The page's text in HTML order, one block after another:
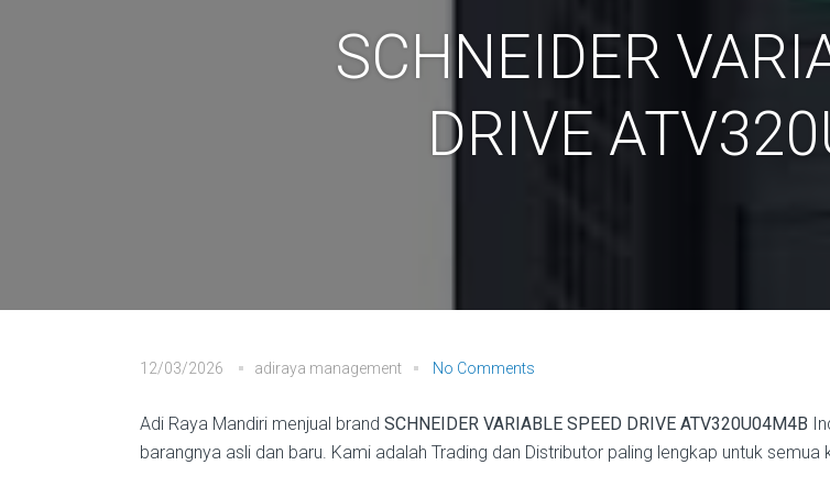
SCHNEIDER
DRIVE
12/03/2026 adiraya management No Comments
Adi Raya Mandiri menjual brand SCHNEIDER VARIABLE SPEED DRIVE ATV320U04M4B
barangnya asli dan baru. Kami adalah Trading dan Distributor paling lengkap untuk